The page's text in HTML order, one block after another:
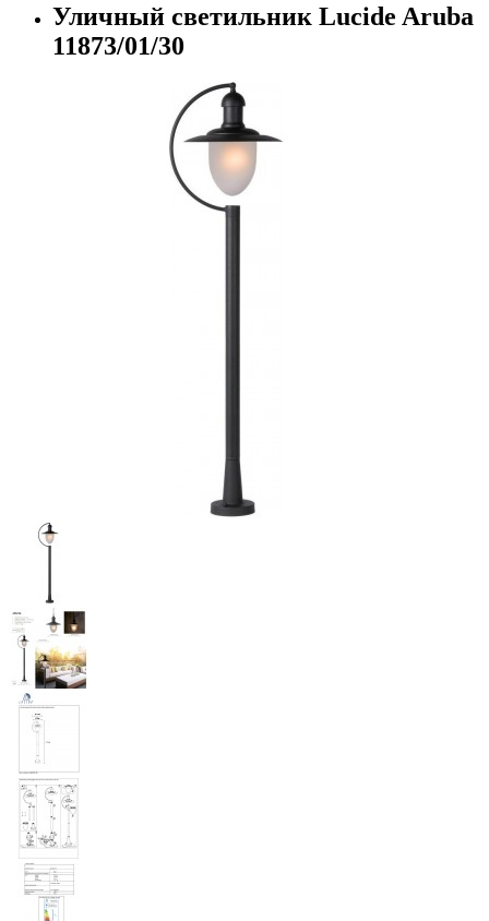
Уличный светильник Lucide Aruba
11873/01/30